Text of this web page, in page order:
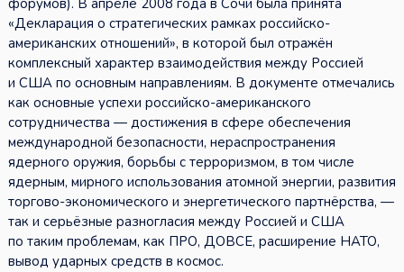
форумов). В апреле 2008 года в Сочи была принята
«Декларация о стратегических рамках российско-
американских отношений», в которой был отражён
комплексный характер взаимодействия между Россией
и США по основным направлениям. В документе отмечались
как основные успехи российско-американского
сотрудничества — достижения в сфере обеспечения
международной безопасности, нераспространения
ядерного оружия, борьбы с терроризмом, в том числе
ядерным, мирного использования атомной энергии, развития
торгово-экономического и энергетического партнёрства, —
так и серьёзные разногласия между Россией и США
по таким проблемам, как ПРО, ДОВСЕ, расширение НАТО,
вывод ударных средств в космос.